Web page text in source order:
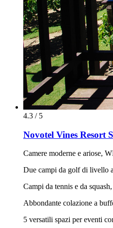
4.3 / 5
Novotel Vines Resort
Camere moderne e ariose,
Due campi da golf di livello
Campi da tennis e da
Abbondante colazione a
5 versatili spazi per eventi